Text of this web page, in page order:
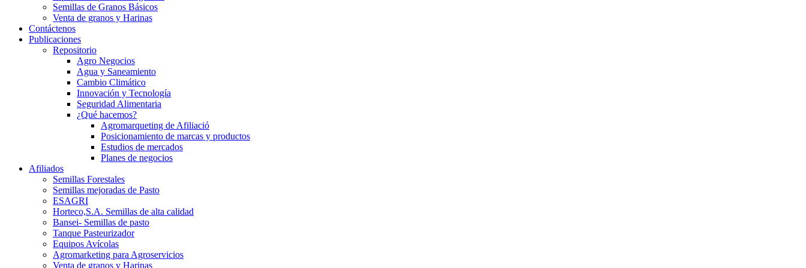
Semillas de Granos Básicos
Venta de granos y Harinas
Contáctenos
Publicaciones
Repositorio
Agro Negocios
Agua y Saneamiento
Cambio Climático
Innovación y Tecnología
Seguridad Alimentaria
¿Qué hacemos?
Agromarqueting de Afiliació
Posicionamiento de marcas y productos
Estudios de mercados
Planes de negocios
Afiliados
Semillas Forestales
Semillas mejoradas de Pasto
ESAGRI
Horteco,S.A. Semillas de alta calidad
Bansei- Semillas de pasto
Tanque Pasteurizador
Equipos Avícolas
Agromarketing para Agroservicios
Venta de granos y Harinas